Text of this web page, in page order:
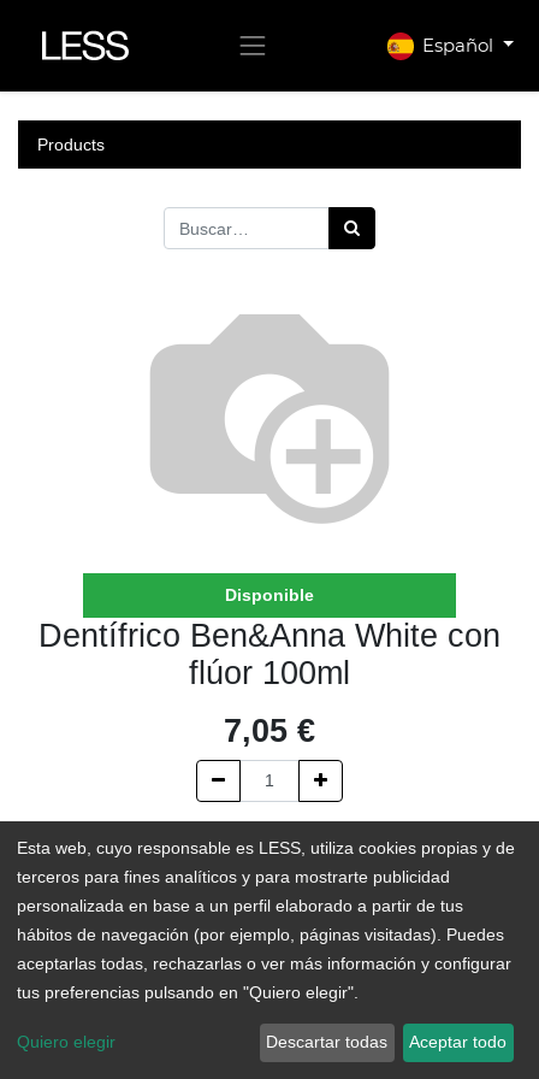
Español
Products
Disponible
Dentífrico Ben&Anna White con
flúor 100ml
7,05 €
AÑADIR AL CARRITO
En existencias
Add to Wishlist
Esta web, cuyo responsable es LESS, utiliza cookies propias y de
terceros para fines analíticos y para mostrarte publicidad
personalizada en base a un perfil elaborado a partir de tus
hábitos de navegación (por ejemplo, páginas visitadas). Puedes
aceptarlas todas, rechazarlas o ver más información y configurar
tus preferencias pulsando en "Quiero elegir".
Quiero elegir Descartar todas Aceptar todo